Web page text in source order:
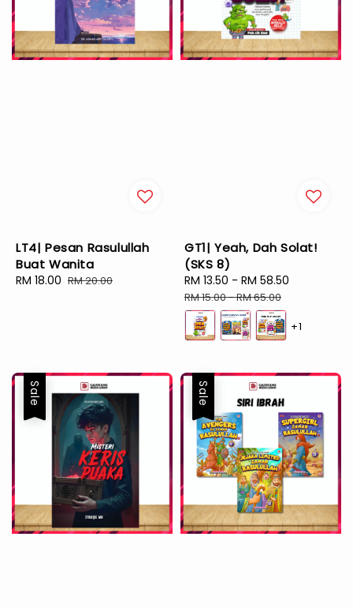
LT4| Pesan Rasulullah
Buat Wanita
Sale
RM 18.00 Regular
RM 20.00
GT1| Yeah, Dah Solat!
(SKS 8)
Sale
price
RM 13.50 - RM 58.50
RM 15.00-RM 65.00
+1
Sale Sale